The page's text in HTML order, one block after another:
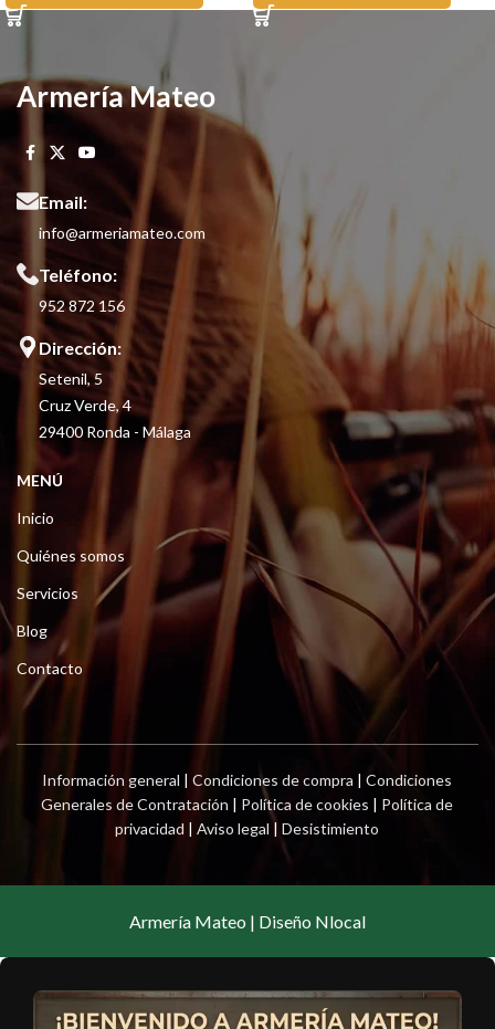
Armería Mateo
Email:
info@armeriamateo.com
Teléfono:
952 872 156
Dirección:
Setenil, 5
Cruz Verde, 4
29400 Ronda - Málaga
MENÚ
Inicio
Quiénes somos
Servicios
Blog
Contacto
Información general |Condiciones de compra |Condiciones
Generales de Contratación | Política de cookies | Política de
privacidad |Aviso legal |Desistimiento
Armería Mateo | Diseño Nlocal